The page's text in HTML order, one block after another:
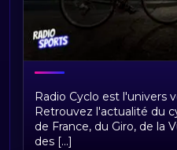
Bienvenue sur
univers vélo
Radio Cyclo est l'univers
Retrouvez l'actualité du
de France, du Giro, de la
des [...]